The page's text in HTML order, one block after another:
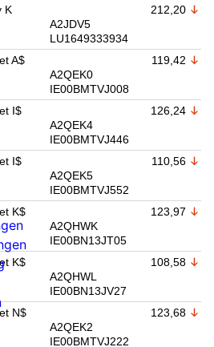
K
A2JDV5
LU1649333934
212,20
A$
A2QEK0
IE00BMTVJ008
119,42
I$
A2QEK4
IE00BMTVJ446
126,24
I$
A2QEK5
IE00BMTVJ552
110,56
K$
A2QHWK
IE00BN13JT05
123,97
K$
A2QHWL
IE00BN13JV27
108,58
N$
A2QEK2
IE00BMTVJ222
123,68